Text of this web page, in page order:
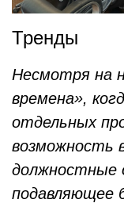
Тренды
Несмотря на
времена»,
отдельных
возможность
должностные
подавляющее